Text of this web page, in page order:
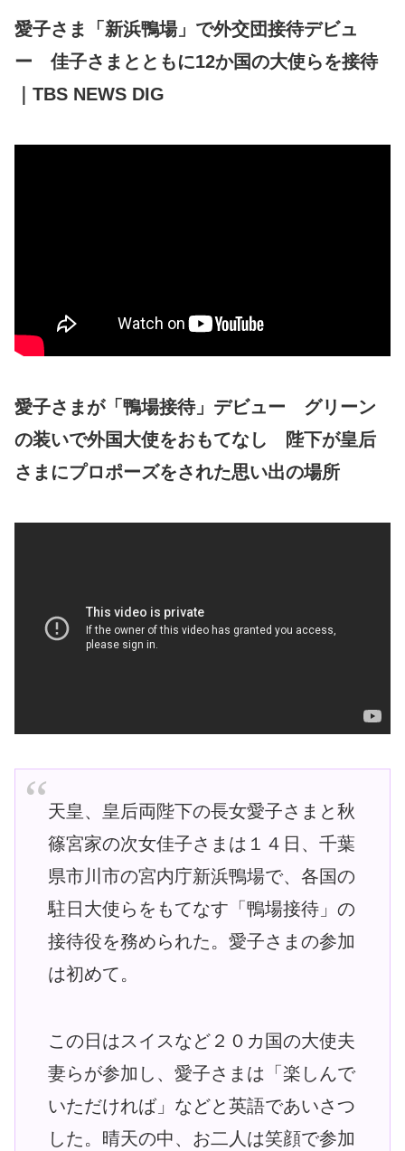
愛子さま「新浜鴨場」で外交団接待デビュ
ー 佳子さまとともに12か国の大使らを接待
｜TBS NEWS DIG
愛子さまが「鴨場接待」デビュー グリーン
の装いで外国大使をおもてなし 陛下が皇后
さまにプロポーズをされた思い出の場所
天皇、皇后両陛下の長女愛子さまと秋
篠宮家の次女佳子さまは１４日、千葉
県市川市の宮内庁新浜鴨場で、各国の
駐日大使らをもてなす「鴨場接待」の
接待役を務められた。愛子さまの参加
は初めて。
この日はスイスなど２０カ国の大使夫
妻らが参加し、愛子さまは「楽しんで
いただければ」などと英語であいさつ
した。晴天の中、お二人は笑顔で参加